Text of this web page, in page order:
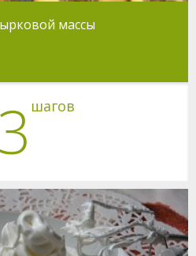
массы
шагов